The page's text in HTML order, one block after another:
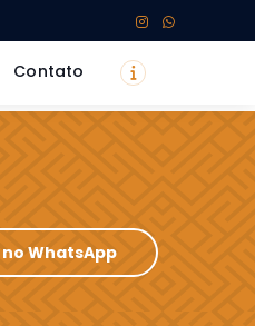
Contato
WhatsApp